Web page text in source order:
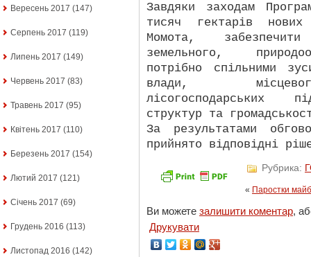
Вересень 2017 (147)
Серпень 2017 (119)
Липень 2017 (149)
Червень 2017 (83)
Травень 2017 (95)
Квітень 2017 (110)
Березень 2017 (154)
Лютий 2017 (121)
Січень 2017 (69)
Грудень 2016 (113)
Листопад 2016 (142)
Завдяки заходам
тисяч гектарів
Момота,
земельного,
потрібно спільними
влади,
лісогосподарських
структур та
За результатами
прийнято відповідні
Рубрика:
« Паростки
Ви можете залишити коментар,
Друкувати